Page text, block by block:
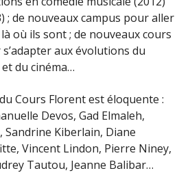
; de nouveaux campus pour aller
où ils sont ; de nouveaux cours
aux évolutions du
du cinéma…
Cours Florent est éloquente :
Devos, Gad Elmaleh,
Sandrine Kiberlain, Diane
Vincent Lindon, Pierre Niney,
Tautou, Jeanne Balibar…